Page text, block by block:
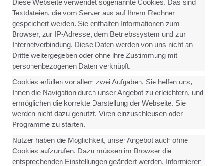
Diese Webseite verwendet sogenannte Cookies. Das sind
Textdateien, die vom Server aus auf Ihrem Rechner
gespeichert werden. Sie enthalten Informationen zum
Browser, zur IP-Adresse, dem Betriebssystem und zur
Internetverbindung. Diese Daten werden von uns nicht an
Dritte weitergegeben oder ohne ihre Zustimmung mit
personenbezogenen Daten verknüpft.
Cookies erfüllen vor allem zwei Aufgaben. Sie helfen uns,
Ihnen die Navigation durch unser Angebot zu erleichtern, und
ermöglichen die korrekte Darstellung der Webseite. Sie
werden nicht dazu genutzt, Viren einzuschleusen oder
Programme zu starten.
Nutzer haben die Möglichkeit, unser Angebot auch ohne
Cookies aufzurufen. Dazu müssen im Browser die
entsprechenden Einstellungen geändert werden. Informieren